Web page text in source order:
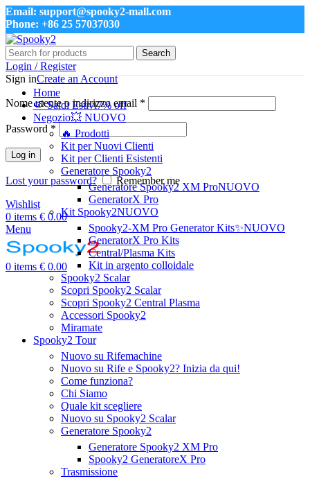
Email: support@spooky2-mall.com
Phone: +86 25 57037030
Search
Login / Register
Sign inCreate an Account
Nome utente o indirizzo email *
Password *
Log in
Lost your password?
Remember me
Wishlist
0 items € 0.00
Menu
0 items € 0.00
Home
🍉 Saldi Estivi7% off
Negozio💥 NUOVO
🔥 Prodotti
Kit per Nuovi Clienti
Kit per Clienti Esistenti
Generatore Spooky2
Generatore Spooky2 XM ProNUOVO
GeneratorX Pro
Kit Spooky2NUOVO
Spooky2-XM Pro Generator Kits✨NUOVO
GeneratorX Pro Kits
Central/Plasma Kits
Kit in argento colloidale
Spooky2 Scalar
Scopri Spooky2 Scalar
Scopri Spooky2 Central Plasma
Accessori Spooky2
Miramate
Spooky2 Tour
Nuovo su Rifemachine
Nuovo su Rife e Spooky2? Inizia da qui!
Come funziona?
Chi Siamo
Quale kit scegliere
Nuovo su Spooky2 Scalar
Generatore Spooky2
Generatore Spooky2 XM Pro
Spooky2 GeneratoreX Pro
Trasmissione